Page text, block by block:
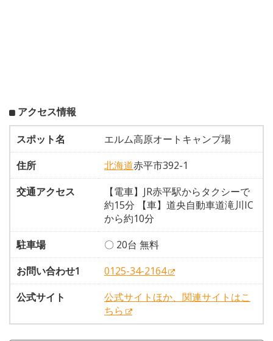
アクセス情報
スポット名
エルム高原オートキャンプ場
住所
北海道赤平市392-1
交通アクセス
【電車】JR赤平駅からタクシーで
約15分 【車】道央自動車道滝川IC
から約10分
駐車場
〇 20台 無料
お問い合わせ1
0125-34-2164
公式サイト
公式サイトほか、関連サイトはこ
ちら